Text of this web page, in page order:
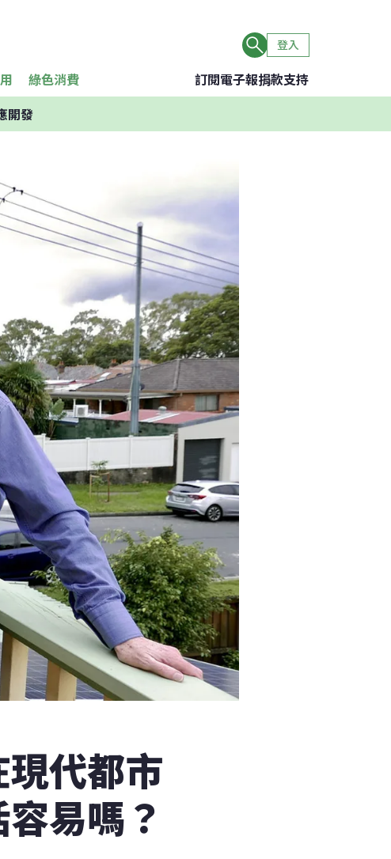
登入
綠色消費 訂閱電子報捐款支持
開發
代都市
易嗎？